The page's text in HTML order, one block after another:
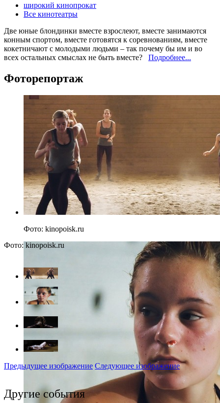
широкий кинопрокат
Все кинотеатры
Две юные блондинки вместе взрослеют, вместе занимаются
конным спортом, вместе готовятся к соревнованиям, вместе
кокетничают с молодыми людьми – так почему бы им и во
всех остальных смыслах не быть вместе? Подробнее...
Фоторепортаж
Фото: kinopoisk.ru
Фото: kinopoisk.ru
Предыдущее изображение Следующее изображение
Другие события